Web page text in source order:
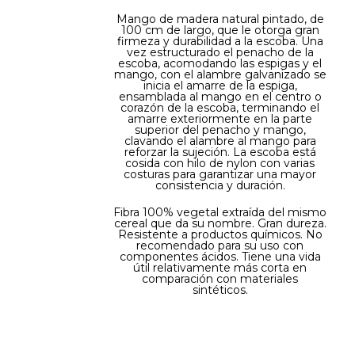
Mango de madera natural pintado, de
100 cm de largo, que le otorga gran
firmeza y durabilidad a la escoba. Una
vez estructurado el penacho de la
escoba, acomodando las espigas y el
mango, con el alambre galvanizado se
inicia el amarre de la espiga,
ensamblada al mango en el centro o
corazón de la escoba, terminando el
amarre exteriormente en la parte
superior del penacho y mango,
clavando el alambre al mango para
reforzar la sujeción. La escoba está
cosida con hilo de nylon con varias
costuras para garantizar una mayor
consistencia y duración.
Fibra 100% vegetal extraída del mismo
cereal que da su nombre. Gran dureza.
Resistente a productos químicos. No
recomendado para su uso con
componentes ácidos. Tiene una vida
útil relativamente más corta en
comparación con materiales
sintéticos.